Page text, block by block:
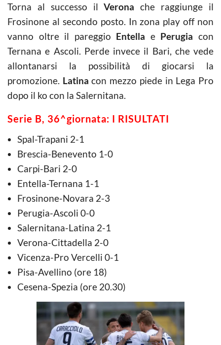
Torna al successo ilVerona che raggiunge il
Frosinone al secondo posto. In zona play off non
vanno oltre il pareggio Entella e Perugia con
Ternana e Ascoli. Perde invece il Bari, che vede
allontanarsi la possibilità di giocarsi la
promozione. Latina con mezzo piede in Lega Pro
dopo il ko con la Salernitana.
Serie B, 36^giornata: I RISULTATI
Spal-Trapani 2-1
Brescia-Benevento 1-0
Carpi-Bari 2-0
Entella-Ternana 1-1
Frosinone-Novara 2-3
Perugia-Ascoli 0-0
Salernitana-Latina 2-1
Verona-Cittadella 2-0
Vicenza-Pro Vercelli 0-1
Pisa-Avellino (ore 18)
Cesena-Spezia (ore 20.30)